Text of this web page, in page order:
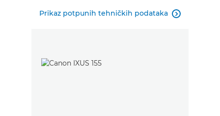
Prikaz potpunih tehničkih podataka 